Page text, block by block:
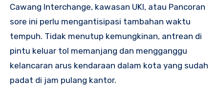
Cawang Interchange, kawasan UKI, atau Pancoran
sore ini perlu mengantisipasi tambahan waktu
tempuh. Tidak menutup kemungkinan, antrean di
pintu keluar tol memanjang dan mengganggu
kelancaran arus kendaraan dalam kota yang sudah
padat di jam pulang kantor.